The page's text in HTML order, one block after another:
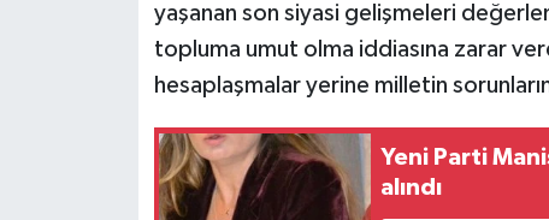
yaşanan son siyasi gelişmeleri
topluma umut olma iddiasına zarar
hesaplaşmalar yerine milletin
Yeni Parti
alındı
İş Dünyası
Jandarma